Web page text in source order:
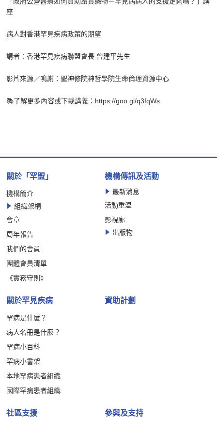
座
病人對香港罕見疾病政策的期望
講者：香港罕見疾病聯盟會長 曾建平先生
影片來源／鳴謝：聖神修院神哲學院生命倫理資源中心
📚了解更多內容或下載講義：https://goo.gl/q3fqWs
關於「罕盟」
機構簡介
組織架構
會章
周年報告
我們的會員
團體會員清單
《實務守則》
機構傳訊及活動
最新消息
活動重温
影視廊
出版物
關於罕見疾病
罕病是什麼？
病人名冊是什麼？
罕病小百科
罕病小書架
本地罕病患者組織
國際罕病患者組織
資助計劃
社區支援 參與及支持